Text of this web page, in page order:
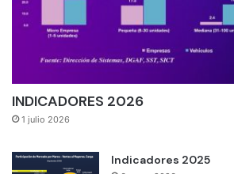
INDICADORES 2026
1 julio 2026
Indicadores 2025